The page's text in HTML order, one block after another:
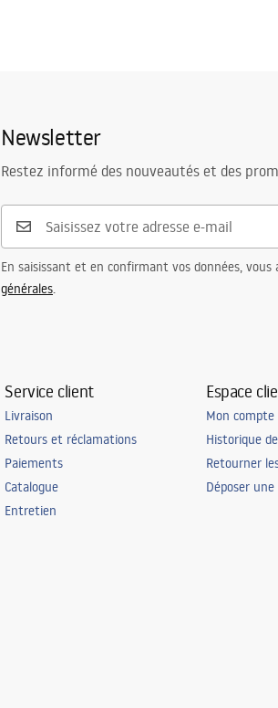
Newsletter
Restez informé des nouveautés et des
En saisissant et en confirmant vos données,
générales.
Service client
Livraison
Retours et réclamations
Paiements
Catalogue
Entretien
Espace
Mon compte
Historique
Retourner
Déposer